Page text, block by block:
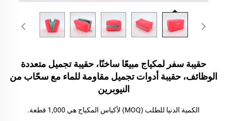
حقيبة سفر لمكياج مبيعًا ساخنًا، حقيبة تجميل متعددة
الوظائف، حقيبة أدوات تجميل مقاومة للماء مع سحّاب من
النيوبرين
الكمية الدنيا للطلب (MOQ) لأكياس المكياج هي 1,000 قطعة.